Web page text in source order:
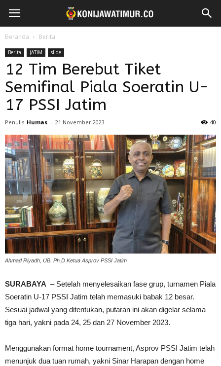
Beranda Berita
Berita JATIM slide
12 Tim Berebut Tiket
Semifinal Piala Soeratin U-
17 PSSI Jatim
Penulis Humas - 21 November 2023 40
Ahmad Riyadh, UB. Ph.D Ketua Asprov PSSI Jatim
SURABAYA – Setelah menyelesaikan fase grup, turnamen Piala
Soeratin U-17 PSSI Jatim telah memasuki babak 12 besar.
Sesuai jadwal yang ditentukan, putaran ini akan digelar selama
tiga hari, yakni pada 24, 25 dan 27 November 2023.
Menggunakan format home tournament, Asprov PSSI Jatim telah
menunjuk dua tuan rumah, yakni Sinar Harapan dengan home